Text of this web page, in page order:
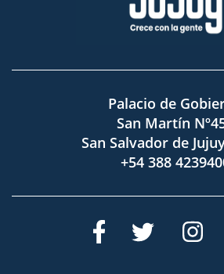
Palacio de
San Martín
San Salvador de
+54 388